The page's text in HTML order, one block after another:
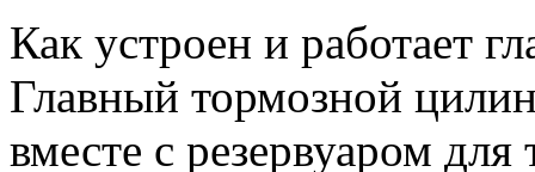
Как устроен и работает
Главный тормозной
вместе с резервуаром